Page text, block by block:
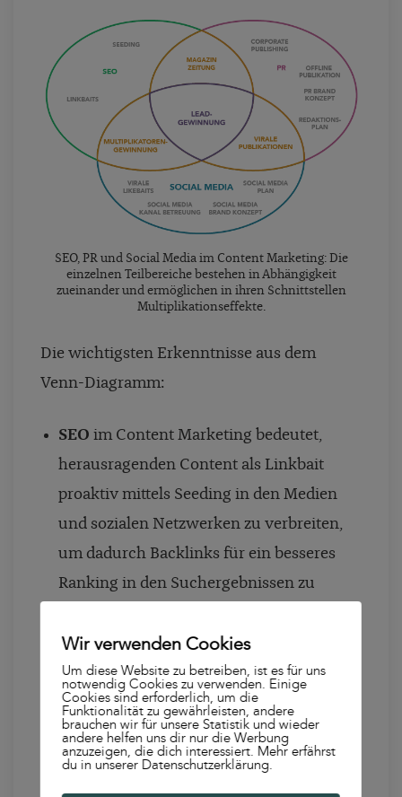
SEO, PR und Social Media im Content Marketing: Die
einzelnen Teilbereiche bestehen in Abhängigkeit
zueinander und ermöglichen in ihren Schnittstellen
Multiplikationseffekte.
Die wichtigsten Erkenntnisse aus dem
Venn-Diagramm:
SEO im Content Marketing bedeutet,
herausragenden Content als Linkbait
proaktiv mittels Seeding in den Medien
und sozialen Netzwerken zu verbreiten,
um dadurch Backlinks für ein besseres
Ranking in den Suchergebnissen zu
PRim Content Marketing zielt nicht nur
auf ein positives Licht für das
Unternehmen, sondern auch mehr
Sichtbarkeit im Netz mittels Seeding. PR
durchlebt in Form von proaktivem
Wir verwenden Cookies
Um diese Website zu betreiben, ist es für uns
notwendig Cookies zu verwenden. Einige
Cookies sind erforderlich, um die
Funktionalität zu gewährleisten, andere
brauchen wir für unsere Statistik und wieder
andere helfen uns dir nur die Werbung
anzuzeigen, die dich interessiert. Mehr erfährst
du in unserer Datenschutzerklärung.